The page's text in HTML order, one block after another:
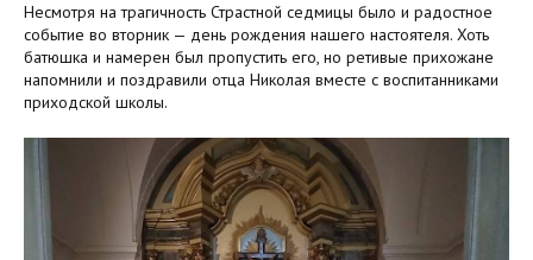
Несмотря на трагичность Страстной седмицы было и радостное
событие во вторник — день рождения нашего настоятеля. Хоть
батюшка и намерен был пропустить его, но ретивые прихожане
напомнили и поздравили отца Николая вместе с воспитанниками
приходской школы.